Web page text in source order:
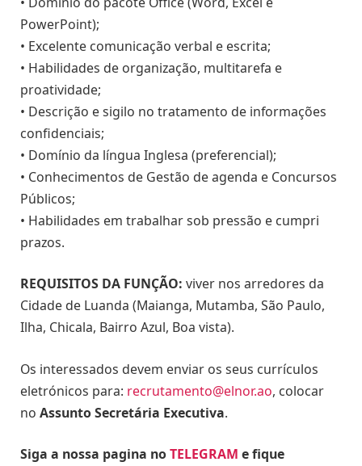
PowerPoint);
• Excelente comunicação verbal e escrita;
• Habilidades de organização, multitarefa e
proatividade;
• Descrição e sigilo no tratamento de informações
confidenciais;
• Domínio da língua Inglesa (preferencial);
• Conhecimentos de Gestão de agenda e Concursos
Públicos;
• Habilidades em trabalhar sob pressão e cumpri
prazos.
REQUISITOS DA FUNÇÃO: viver nos arredores da
Cidade de Luanda (Maianga, Mutamba, São Paulo,
Ilha, Chicala, Bairro Azul, Boa vista).
Os interessados devem enviar os seus currículos
eletrónicos para: recrutamento@elnor.ao, colocar
no Assunto Secretária Executiva.
Siga a nossa pagina noTELEGRAM e fique